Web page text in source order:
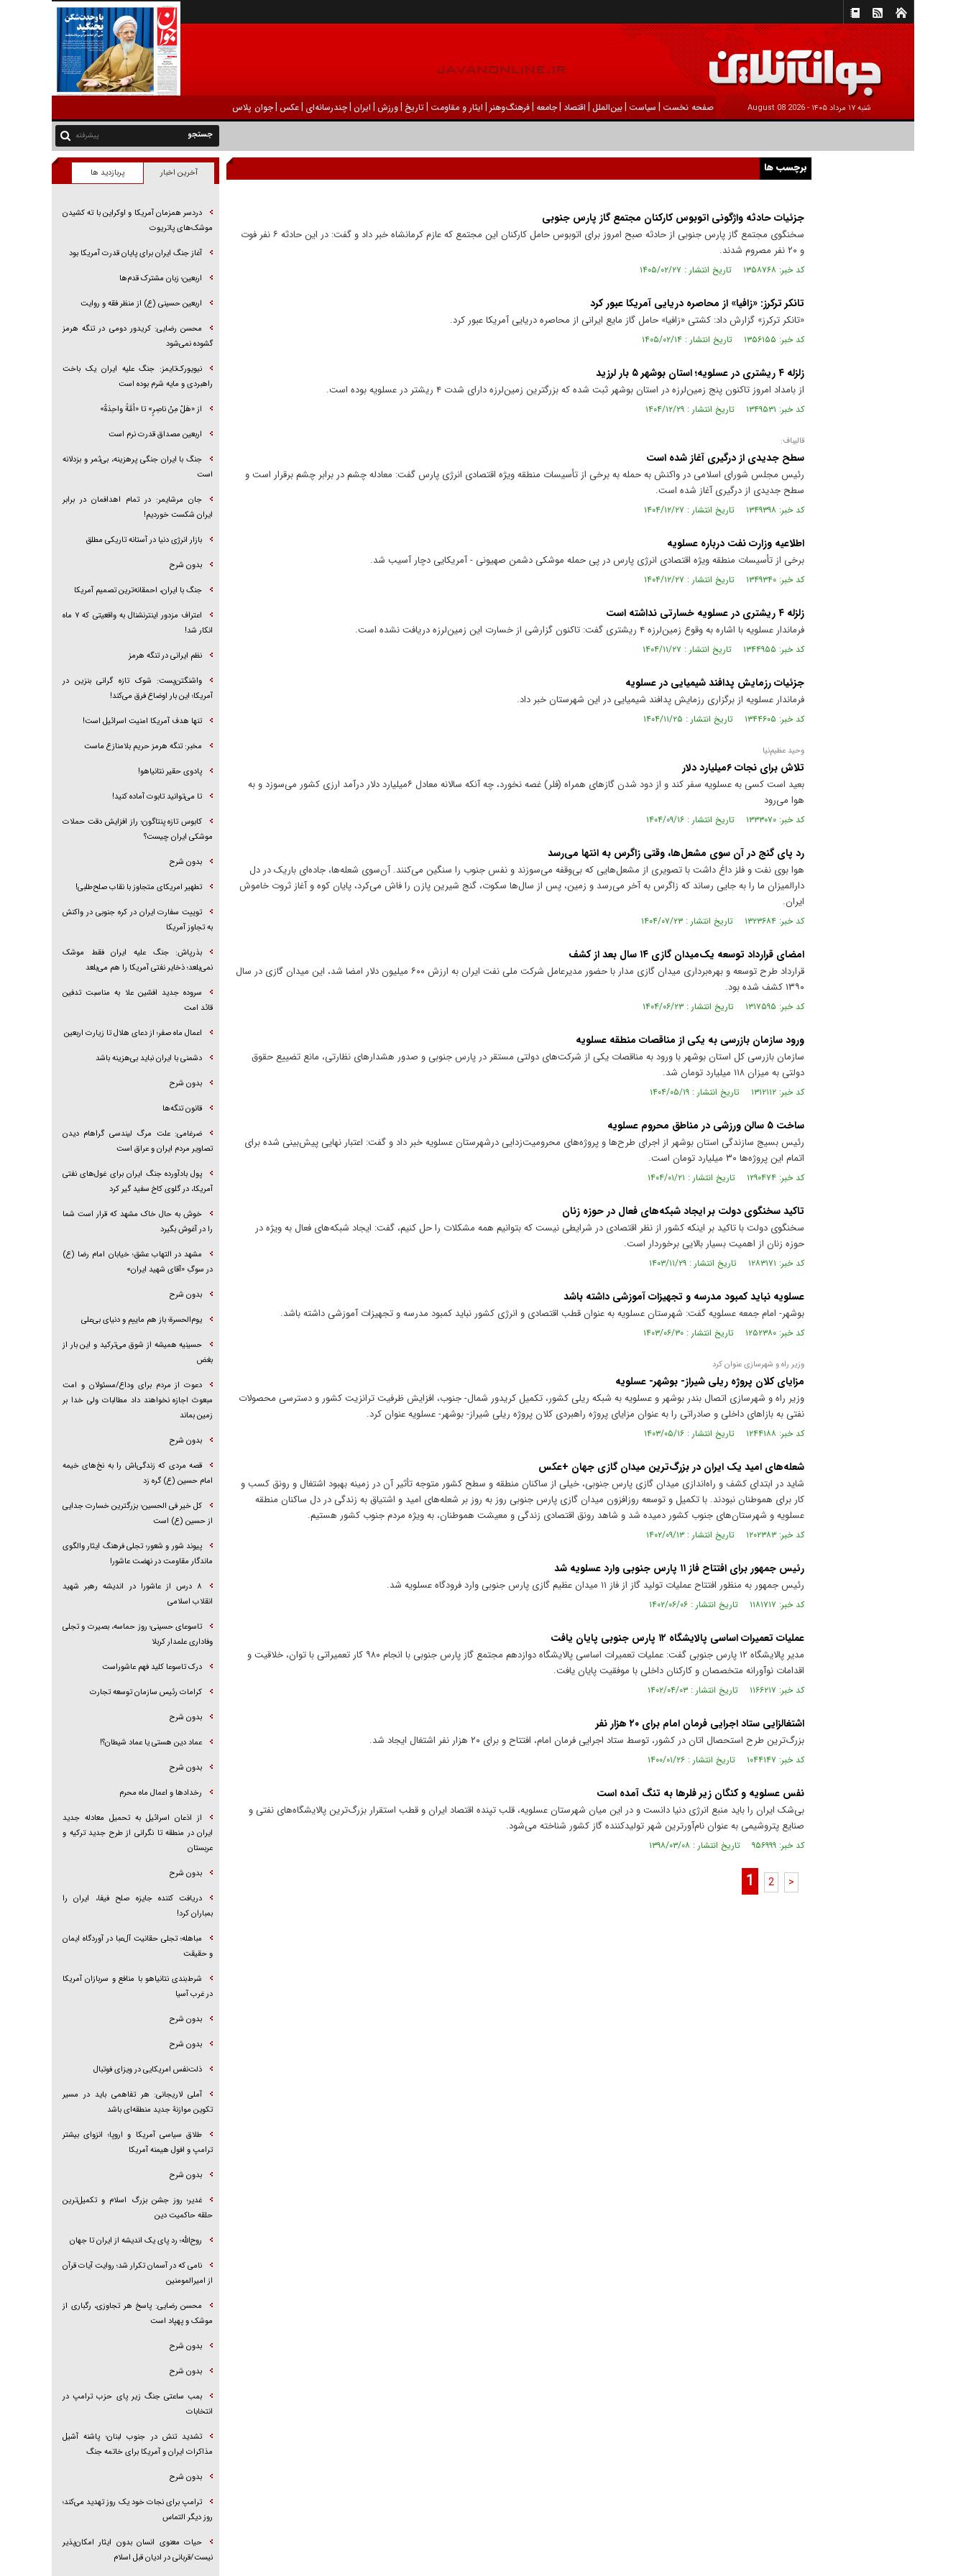
شنبه ۱۷ مرداد ۱۴۰۵ - 2026 August 08 صفحه نخست | سیاست |بين‌الملل | اقتصاد |جامعه |فرهنگ‌و‌هنر | ایثار و مقاومت |تاریخ |ورزش | ايران |چندرسانه‌ای |عکس |جوان پلاس
پیشرفته
برچسب ها
جزئیات حادثه واژگونی اتوبوس کارکنان مجتمع گاز پارس جنوبی
سخنگوی مجتمع گاز پارس جنوبی از حادثه صبح امروز برای اتوبوس حامل کارکنان این مجتمع که عازم کرمانشاه خبر داد و گفت: در این حادثه ۶ نفر فوت
و ۲۰ نفر مصروم شدند.
کد خبر: ۱۳۵۸۷۶۸ تاریخ انتشار : ۱۴۰۵/۰۲/۲۷
تانکر ترکرز: «زافیا» از محاصره دریایی آمریکا عبور کرد
«تانکر ترکرز» گزارش داد: کشتی «زافیا» حامل گاز مایع ایرانی از محاصره دریایی آمریکا عبور کرد.
کد خبر: ۱۳۵۶۱۵۵ تاریخ انتشار : ۱۴۰۵/۰۲/۱۴
زلزله ۴ ریشتری در عسلویه؛ استان بوشهر ۵ بار لرزید
از بامداد امروز تاکنون پنج زمین‌لرزه در استان بوشهر ثبت شده که بزرگترین زمین‌لرزه دارای شدت ۴ ریشتر در عسلویه بوده است.
کد خبر: ۱۳۴۹۵۳۱ تاریخ انتشار : ۱۴۰۴/۱۲/۲۹
قالیباف:
سطح جدیدی از درگیری آغاز شده است
رئیس مجلس شورای اسلامی در واکنش به حمله به برخی از تأسیسات منطقه ویژه اقتصادی انرژی پارس گفت: معادله چشم در برابر چشم برقرار است و
سطح جدیدی از درگیری آغاز شده است.
کد خبر: ۱۳۴۹۳۹۸ تاریخ انتشار : ۱۴۰۴/۱۲/۲۷
اطلاعیه وزارت نفت درباره عسلویه
برخی از تأسیسات منطقه ویژه اقتصادی انرژی پارس در پی حمله موشکی دشمن صهیونی - آمریکایی دچار آسیب شد.
کد خبر: ۱۳۴۹۳۴۰ تاریخ انتشار : ۱۴۰۴/۱۲/۲۷
زلزله ۴ ریشتری در عسلویه خسارتی نداشته است
فرماندار عسلویه با اشاره به وقوع زمین‌لرزه ۴ ریشتری گفت: تاکنون گزارشی از خسارت این زمین‌لرزه دریافت نشده است.
کد خبر: ۱۳۴۴۹۵۵ تاریخ انتشار : ۱۴۰۴/۱۱/۲۷
جزئیات رزمایش پدافند شیمیایی در عسلویه
فرماندار عسلویه از برگزاری رزمایش پدافند شیمیایی در این شهرستان خبر داد.
کد خبر: ۱۳۴۴۶۰۵ تاریخ انتشار : ۱۴۰۴/۱۱/۲۵
وحید عظیم‌نیا
تلاش برای نجات ۶‌میلیارد دلار
بعید است کسی به عسلویه سفر کند و از دود شدن گاز‌های همراه (فلر) غصه نخورد، چه آنکه سالانه معادل ۶‌میلیارد دلار درآمد ارزی کشور می‌سوزد و به
هوا می‌رود
کد خبر: ۱۳۳۳۰۷۰ تاریخ انتشار : ۱۴۰۴/۰۹/۱۶
رد پای گنج در آن سوی مشعل‌ها، وقتی زاگرس به انتها می‌رسد
هوا بوی نفت و فلز داغ داشت با تصویری از مشعل‌هایی که بی‌وقفه می‌سوزند و نفس جنوب را سنگین می‌کنند. آن‌سوی شعله‌ها، جاده‌ای باریک در دل
دارالمیزان ما را به جایی رساند که زاگرس به آخر می‌رسد و زمین، پس از سال‌ها سکوت، گنج شیرین پازن را فاش می‌کرد، پایان کوه و آغاز ثروت خاموش
ایران.
کد خبر: ۱۳۲۳۶۸۴ تاریخ انتشار : ۱۴۰۴/۰۷/۲۳
امضای قرارداد توسعه یک‌میدان گازی ۱۴ سال بعد از کشف
قرارداد طرح توسعه و بهره‌برداری میدان گازی مدار با حضور مدیرعامل شرکت ملی نفت ایران به ارزش ۶۰۰ میلیون دلار امضا شد، این میدان گازی در سال
۱۳۹۰ کشف شده بود.
کد خبر: ۱۳۱۷۵۹۵ تاریخ انتشار : ۱۴۰۴/۰۶/۲۳
ورود سازمان بازرسی به یکی از مناقصات منطقه عسلویه
سازمان بازرسی کل استان بوشهر با ورود به مناقصات یکی از شرکت‌های دولتی مستقر در پارس جنوبی و صدور هشدار‌های نظارتی، مانع تضییع حقوق
دولتی به میزان ۱۱۸ میلیارد تومان شد.
کد خبر: ۱۳۱۲۱۱۲ تاریخ انتشار : ۱۴۰۴/۰۵/۱۹
ساخت ۵ سالن ورزشی در مناطق محروم عسلویه
رئیس بسیج سازندگی استان بوشهر از اجرای طرح‌ها و پروژه‌های محرومیت‌زدایی درشهرستان عسلویه خبر داد و گفت: اعتبار نهایی پیش‌بینی شده برای
اتمام این پروژه‌ها ۳۰ میلیارد تومان است.
کد خبر: ۱۲۹۰۴۷۴ تاریخ انتشار : ۱۴۰۴/۰۱/۲۱
تاکید سخنگوی دولت بر ایجاد شبکه‌های فعال در حوزه زنان
سخنگوی دولت با تاکید بر اینکه کشور از نظر اقتصادی در شرایطی نیست که بتوانیم همه مشکلات را حل کنیم، گفت: ایجاد شبکه‌های فعال به ویژه در
حوزه زنان از اهمیت بسیار بالایی برخوردار است.
کد خبر: ۱۲۸۳۱۷۱ تاریخ انتشار : ۱۴۰۳/۱۱/۲۹
عسلویه نباید کمبود مدرسه و تجهیزات آموزشی داشته باشد
بوشهر- امام جمعه عسلویه گفت: شهرستان عسلویه به عنوان قطب اقتصادی و انرژی کشور نباید کمبود مدرسه و تجهیزات آموزشی داشته باشد.
کد خبر: ۱۲۵۲۳۸۰ تاریخ انتشار : ۱۴۰۳/۰۶/۳۰
وزیر راه و شهرسازی عنوان کرد
مزایای کلان پروژه ریلی شیراز- بوشهر- عسلویه
وزیر راه و شهرسازی اتصال بندر بوشهر و عسلویه به شبکه ریلی کشور، تکمیل کریدور شمال- جنوب، افزایش ظرفیت ترانزیت کشور و دسترسی محصولات
نفتی به بازا‌های داخلی و صادراتی را به عنوان مزایای پروژه راهبردی کلان پروژه ریلی شیراز- بوشهر- عسلویه عنوان کرد.
کد خبر: ۱۲۴۴۱۸۸ تاریخ انتشار : ۱۴۰۳/۰۵/۱۶
شعله‌های امید یک ایران در بزرگ‌ترین میدان گازی جهان +عکس
شاید در ابتدای کشف و راه‌اندازی میدان گازی پارس جنوبی، خیلی از ساکنان منطقه و سطح کشور متوجه تأثیر آن در زمینه بهبود اشتغال و رونق کسب و
کار برای هموطنان نبودند. با تکمیل و توسعه روزافزون میدان گازی پارس جنوبی روز به روز بر شعله‌های امید و اشتیاق به زندگی در دل ساکنان منطقه
عسلویه و شهرستان‌های جنوب کشور دمیده شد و شاهد رونق اقتصادی زندگی و معیشت هموطنان، به ویژه مردم جنوب کشور هستیم.
کد خبر: ۱۲۰۲۳۸۳ تاریخ انتشار : ۱۴۰۲/۰۹/۱۳
رئیس جمهور برای افتتاح فاز ۱۱ پارس جنوبی وارد عسلویه شد
رئیس جمهور به منظور افتتاح عملیات تولید گاز از فاز ۱۱ میدان عظیم گازی پارس جنوبی وارد فرودگاه عسلویه شد.
کد خبر: ۱۱۸۱۷۱۷ تاریخ انتشار : ۱۴۰۲/۰۶/۰۶
عملیات تعمیرات اساسی پالایشگاه ۱۲ پارس جنوبی پایان یافت
مدیر پالایشگاه ۱۲ پارس جنوبی گفت: عملیات تعمیرات اساسی پالایشگاه دوازدهم مجتمع گاز پارس جنوبی با انجام ۹۸۰ کار تعمیراتی با توان، خلاقیت و
اقدامات نوآورانه متخصصان و کارکنان داخلی با موفقیت پایان یافت.
کد خبر: ۱۱۶۶۲۱۷ تاریخ انتشار : ۱۴۰۲/۰۴/۰۳
اشتغالزایی ستاد اجرایی فرمان امام برای ۲۰ هزار نفر
بزرگ‌ترین طرح استحصال اتان در کشور، توسط ستاد اجرایی فرمان امام، افتتاح و برای ۲۰ هزار نفر اشتغال ایجاد شد.
کد خبر: ۱۰۴۴۱۴۷ تاریخ انتشار : ۱۴۰۰/۰۱/۲۶
نفس عسلویه و کنگان زیر فلر‌ها به تنگ آمده است
بی‌شک ایران را باید منبع انرژی دنیا دانست و در این میان شهرستان عسلویه، قلب تپنده اقتصاد ایران و قطب استقرار بزرگ‌ترین پالایشگاه‌های نفتی و
صنایع پتروشیمی به عنوان نام‌آورترین شهر تولیدکننده گاز کشور شناخته می‌شود.
کد خبر: ۹۵۶۹۹۹ تاریخ انتشار : ۱۳۹۸/۰۳/۰۸
1 2 >
آخرین اخبار پربازدید ها
دردسر همزمان آمریکا و اوکراین با ته کشیدن
موشک‌های پاتریوت
آغاز جنگ ایران برای پایان قدرت آمریکا بود
اربعین؛ زبان مشترک قدم‌ها
اربعین حسینی (ع) از منظر فقه و روایت
محسن رضایی: کریدور دومی در تنگه هرمز
گشوده نمی‌شود
نیویورک‌تایمز: جنگ علیه ایران یک باخت
راهبردی و مایه شرم بوده است
از «هَلْ مِنْ ناصِرٍ» تا «اُمَّةً واحِدَةً»
اربعین مصداق قدرت نرم است
جنگ با ایران جنگی پرهزینه، بی‌ثمر و بزدلانه
است
جان مرشایمر: در تمام اهدافمان در برابر
ایران شکست خوردیم!
بازار انرژی دنیا در آستانه تاریکی مطلق
بدون شرح
جنگ با ایران، احمقانه‌ترین تصمیم آمریکا
اعتراف مزدور اینترنشنال به واقعیتی که ۷ ماه
انکار شد!
نظم ایرانی در تنگه هرمز
واشنگتن‌پست: شوک تازه گرانی بنزین در
آمریکا؛ این بار اوضاع فرق می‌کند!
تنها هدف آمریکا امنیت اسرائیل است!
مخبر: تنگه هرمز حریم بلامنازع ماست
پادوی حقیر نتانیاهو!
تا می‌توانید تابوت آماده کنید!
کابوس تازه پنتاگون؛ راز افزایش دقت حملات
موشکی ایران چیست؟
بدون شرح
تطهیر امریکای متجاوز با نقاب صلح‌طلبی!
توییت سفارت ایران در کره جنوبی در واکنش
به تجاوز آمریکا
بذرپاش: ‏جنگ علیه ایران فقط موشک
نمی‌بلعد؛ ذخایر نفتی آمریکا را هم می‌بلعد
سروده جدید افشین علا به مناسبت تدفین
قائد امت
اعمال ماه صفر؛ از دعای هلال تا زیارت اربعین
دشمنی با ایران نباید بی‌هزینه باشد
بدون شرح
قانون تنگه‌ها
ضرغامی: علت مرگ لیندسی گراهام دیدن
تصاویر مردم ایران و عراق است
پول بادآورده جنگ ایران برای غول‌های نفتی
آمریکا، در گلوی کاخ سفید گیر کرد
خوش به حال خاک مشهد که قرار است شما
را در آغوش بگیرد
مشهد در التهاب عشق؛ خیابان امام رضا (ع)
در سوگِ «آقای شهید ایران»
بدون شرح
یوم‌الحسرة؛ باز هم ماییم و دنیای بی‌علی
حسینیه همیشه از شوق می‌ترکید و این بار از
بغض
دعوت از مردم برای وداع/مسئولان و امت
مبعوث اجازه نخواهند داد مطالبات ولی خدا بر
زمین بماند
بدون شرح
قصه مردی که زندگی‌اش را به نخ‌های خیمه
امام حسین (ع) گره زد
کل خیر فی الحسین؛ بزرگترین خسارت جدایی
از حسین (ع) است
پیوند شور و شعور؛ تجلی فرهنگ ایثار والگوی
ماندگار مقاومت در نهضت عاشورا
۸ درس از عاشورا در اندیشه رهبر شهید
انقلاب اسلامی
تاسوعای حسینی؛ روز حماسه، بصیرت و تجلی
وفاداری علمدار کربلا
درک تاسوعا کلید فهم عاشوراست
کرامات رئیس سازمان توسعه تجارت
بدون شرح
عماد دین هستی یا عماد شیطان؟!
بدون شرح
رخداد‌ها و اعمال ماه محرم
از اذعان اسرائیل به تحمیل معادله جدید
ایران در منطقه تا نگرانی از طرح جدید ترکیه و
عربستان
بدون شرح
دریافت کننده جایزه صلح فیفا، ایران را
بمباران کرد!
مباهله؛ تجلی حقانیت آل‌عبا در آوردگاه ایمان
و حقیقت
شرط‌بندی نتانیاهو با منافع و سربازان آمریکا
در غرب آسیا
بدون شرح
بدون شرح
ذلت‌نفس امریکایی در ویزای فوتبال
آملی لاریجانی: هر تفاهمی باید در مسیر
تکوین موازنۀ جدید منطقه‌ای باشد
طلاق سیاسی آمریکا و اروپا؛ انزوای بیشتر
ترامپ و افول هیمنه آمریکا
بدون شرح
غدیر؛ روز جشن بزرگ اسلام و تکمیل‌ترین
حلقه حاکمیت دین
روح‌الله؛ رد پای یک اندیشه از ایران تا جهان
نامی که در آسمان تکرار شد؛ روایت آیات قرآن
از امیرالمومنین
محسن رضایی: پاسخ هر تجاوزی، رگباری از
موشک و پهپاد است
بدون شرح
بدون شرح
بمب ساعتی جنگ زیر پای حزب ترام‍پ در
انتخابات
تشدید تنش در جنوب لبنان؛ پاشنه آشیل
مذاکرات ایران و آمریکا برای خاتمه جنگ
بدون شرح
ترامپ برای نجات خود یک روز تهدید می‌کند؛
روز دیگر التماس
حیات معنوی انسان بدون ایثار امکان‌پذیر
نیست/قربانی در ادیان قبل اسلام